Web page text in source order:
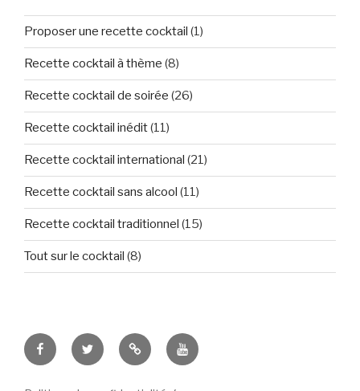
Proposer une recette cocktail (1)
Recette cocktail à thème (8)
Recette cocktail de soirée (26)
Recette cocktail inédit(11)
Recette cocktail international (21)
Recette cocktail sans alcool (11)
Recette cocktail traditionnel (15)
Tout sur le cocktail (8)
Tous
fans
Let’s
Tweet
Des
images
Tuto
et